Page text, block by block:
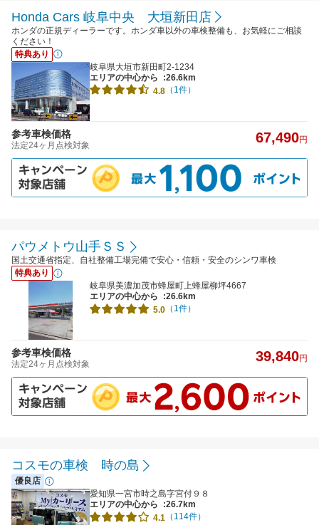
Honda Cars 岐阜中央 大垣新田店
ホンダの正規ディーラーです。ホンダ車以外の車検整備も、お気軽にご相談
ください！
特典あり
岐阜県大垣市新田町2-1234
エリアの中心から
:26.6km
4.8 （1件）
参考車検価格
法定24ヶ月点検対象 67,490円
パウメトウ山手ＳＳ
国土交通省指定、自社整備工場完備で安心・信頼・安全のシンワ車検
特典あり
岐阜県美濃加茂市蜂屋町上蜂屋柳坪4667
エリアの中心から
:26.6km
5.0 （1件）
参考車検価格
法定24ヶ月点検対象 39,840円
コスモの車検 時の島
優良店
愛知県一宮市時之島字宮付９８
エリアの中心から
:26.7km
4.1 （114件）